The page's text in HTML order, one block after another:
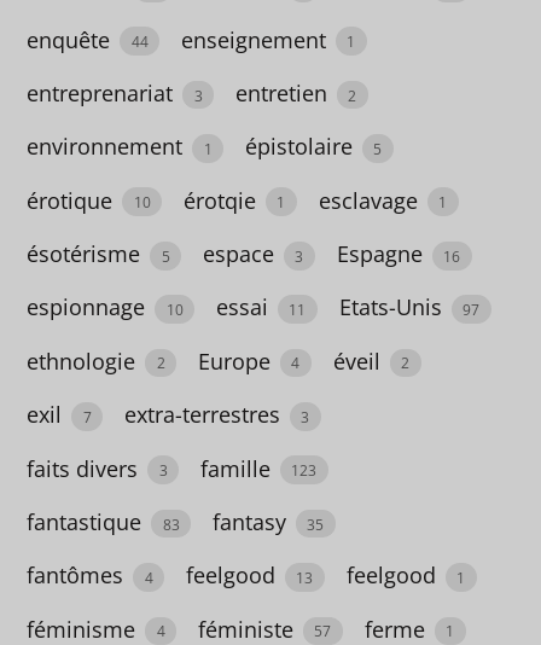
dystopie
écologie
32
économie
Ecosse
4
éducation
20
enquête
44 enseignement 1
entreprenariat 3 entretien 2
environnement 1 épistolaire 5
érotique 10 érotqie 1 esclavage 1
ésotérisme 5 espace 3 Espagne 16
espionnage 10 essai 11 Etats-Unis 97
ethnologie 2 Europe 4 éveil 2
exil 7 extra-terrestres 3
faits divers 3 famille 123
fantastique 83 fantasy 35
fantômes 4 feelgood 13 feelgood 1
féminisme 4 féministe 57 ferme 1